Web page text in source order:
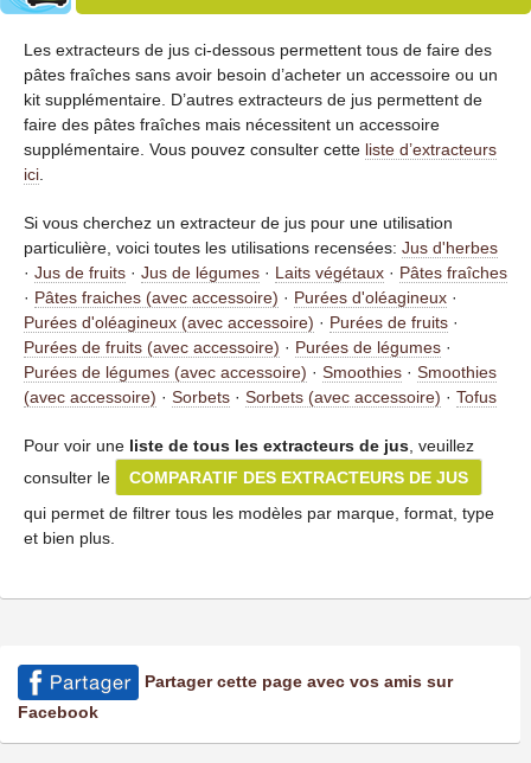
Les extracteurs de jus ci-dessous permettent tous de faire des
pâtes fraîches sans avoir besoin d’acheter un accessoire ou un
kit supplémentaire. D’autres extracteurs de jus permettent de
faire des pâtes fraîches mais nécessitent un accessoire
supplémentaire. Vous pouvez consulter cette liste d’extracteurs
ici
Si vous cherchez un extracteur de jus pour une utilisation
particulière, voici toutes les utilisations recensées: Jus d'herbes
· Jus de fruits · Jus de légumes · Laits végétaux · Pâtes fraîches
· Pâtes fraiches (avec accessoire) · Purées d'oléagineux ·
Purées d'oléagineux (avec accessoire) · Purées de fruits ·
Purées de fruits (avec accessoire) · Purées de légumes ·
Purées de légumes (avec accessoire) · Smoothies · Smoothies
(avec accessoire) · Sorbets · Sorbets (avec accessoire) · Tofus
Pour voir une liste de tous les extracteurs de jus , veuillez
consulter le
COMPARATIF DES EXTRACTEURS DE JUS
qui permet de filtrer tous les modèles par marque, format, type
et bien plus.
Partager cette page avec vos amis sur
Facebook